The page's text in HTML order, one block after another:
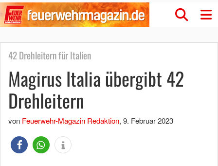
42 Drehleitern für Italien
Magirus Italia übergibt 42
Drehleitern
von Feuerwehr-Magazin Redaktion, 9. Februar 2023